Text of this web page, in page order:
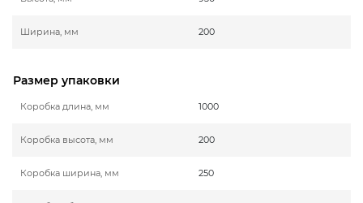
Ширина, мм 200
Размер упаковки
Коробка длина, мм 1000
Коробка высота, мм 200
Коробка ширина, мм 250